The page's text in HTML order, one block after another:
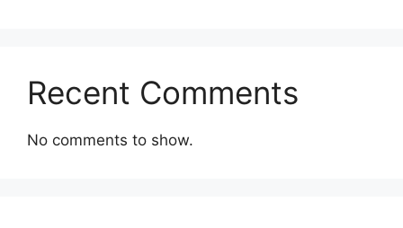
Recent Comments
No comments to show.